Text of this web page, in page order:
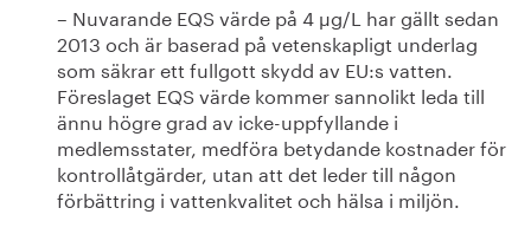
– Nuvarande EQS värde på 4 µg/L har gällt sedan
2013 och är baserad på vetenskapligt underlag
som säkrar ett fullgott skydd av EU:s vatten.
Föreslaget EQS värde kommer sannolikt leda till
ännu högre grad av icke-uppfyllande i
medlemsstater, medföra betydande kostnader för
kontrollåtgärder, utan att det leder till någon
förbättring i vattenkvalitet och hälsa i miljön.